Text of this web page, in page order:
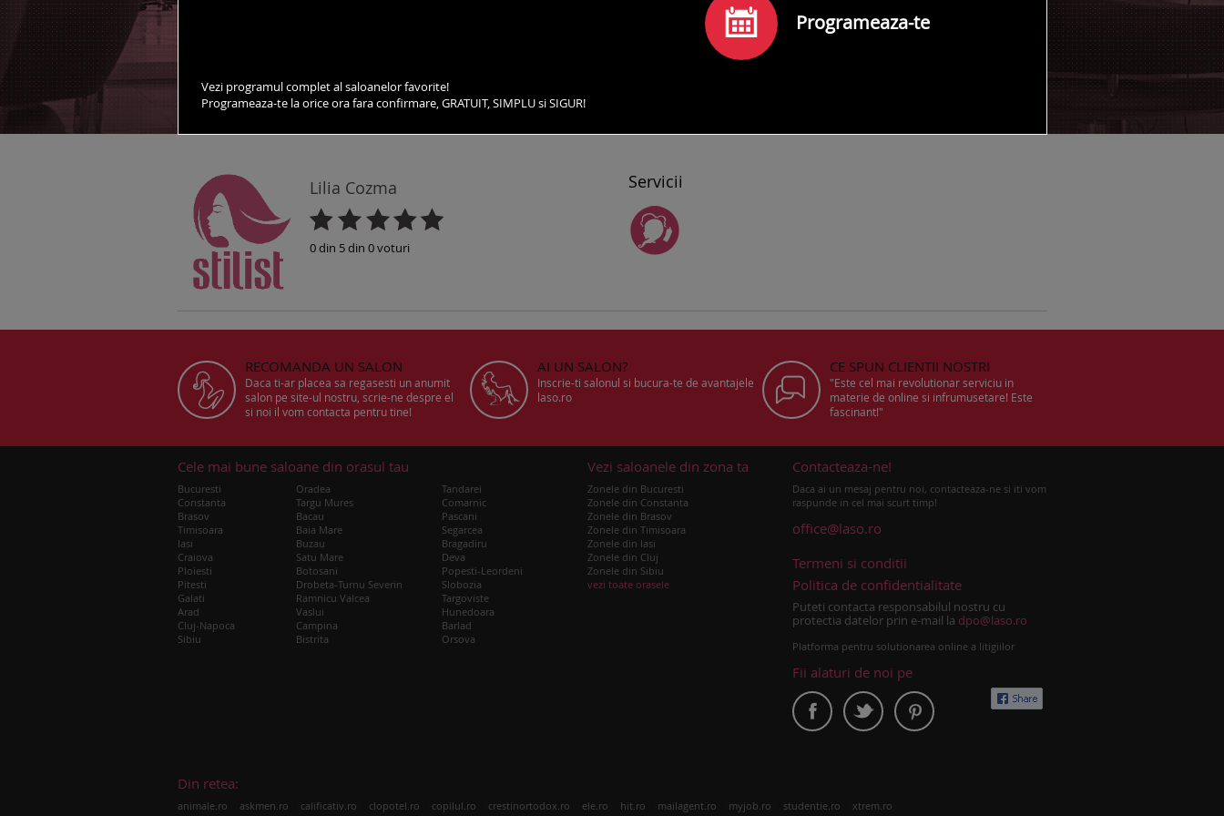
DESPRE SALON SERVICII
Lilia Cozma
0din 5din 0voturi
Servicii
RECOMANDA UN SALON
Daca ti-ar placea sa regasesti un anumit
salon pe site-ul nostru, scrie-ne despre el
si noi il vom contacta pentru tine!
AI UN SALON?
Inscrie-ti salonul si bucura-te de avantajele
laso.ro
CE SPUN CLIENTII NOSTRI
"Este cel mai revolutionar serviciu in
materie de online si infrumusetare! Este
fascinant!"
Cele mai bune saloane din orasul tau
Bucuresti
Constanta
Brasov
Timisoara
Iasi
Craiova
Ploiesti
Pitesti
Galati
Arad
Cluj-Napoca
Sibiu
Oradea
Targu Mures
Bacau
Baia Mare
Buzau
Satu Mare
Botosani
Drobeta-Turnu Severin
Ramnicu Valcea
Vaslui
Campina
Bistrita
Tandarei
Comarnic
Pascani
Segarcea
Bragadiru
Deva
Popesti-Leordeni
Slobozia
Targoviste
Hunedoara
Barlad
Orsova
Vezi saloanele din zona ta
Zonele din Bucuresti
Zonele din Constanta
Zonele din Brasov
Zonele din Timisoara
Zonele din Iasi
Zonele din Cluj
Zonele din Sibiu
vezi toate orasele
Contacteaza-ne!
Daca ai un mesaj pentru noi, contacteaza-ne si iti vom
raspunde in cel mai scurt timp!
office@laso.ro
Termeni si conditii
Politica de confidentialitate
Puteti contacta responsabilul nostru cu
protectia datelor prin e-mail la dpo@laso.ro
Platforma pentru solutionarea online a litigiilor
Fii alaturi de noi pe
Din retea:
animale.ro askmen.ro calificativ.ro clopotel.ro copilul.ro crestinortodox.ro ele.ro hit.ro mailagent.ro myjob.ro studentie.ro xtrem.ro
Programeaza-te
Vezi programul complet al saloanelor favorite!
Programeaza-te la orice ora fara confirmare, GRATUIT, SIMPLU si SIGUR!